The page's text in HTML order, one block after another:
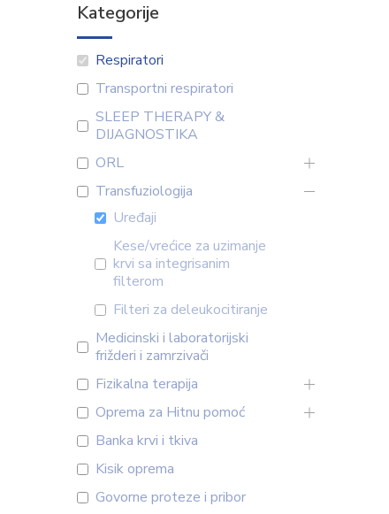
Kategorije
Respiratori
Transportni respiratori
SLEEP THERAPY &
DIJAGNOSTIKA
ORL
Transfuziologija
Uređaji
Kese/vrećice za uzimanje
krvi sa integrisanim
filterom
Filteri za deleukocitiranje
Medicinski i laboratorijski
frižderi i zamrzivači
Fizikalna terapija
Oprema za Hitnu pomoć
Banka krvi i tkiva
Kisik oprema
Govorne proteze i pribor